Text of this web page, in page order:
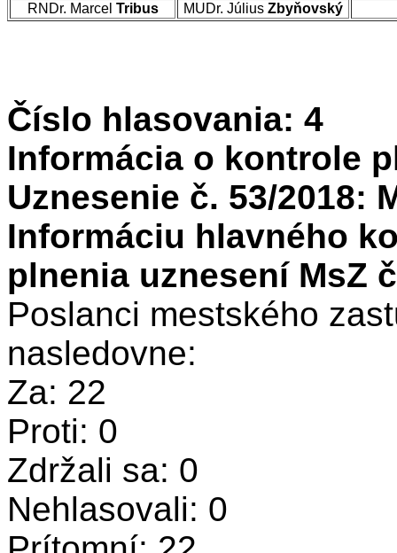
RNDr. Marcel Tribus MUDr. Július Zbyňovský
Číslo hlasovania: 4
Informácia o kontrole
Uznesenie č. 53/2018:
Informáciu hlavného
plnenia uznesení MsZ
Poslanci mestského
nasledovne:
Za: 22
Proti: 0
Zdržali sa: 0
Nehlasovali: 0